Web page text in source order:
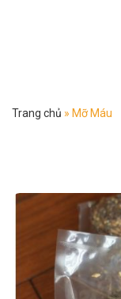
Trang chủ » Mỡ Máu